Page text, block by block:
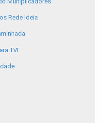
Rede Ideia
TVE